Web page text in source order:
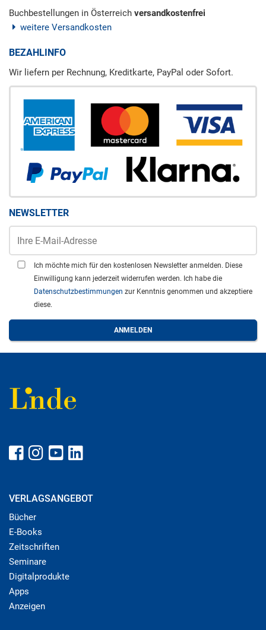
Buchbestellungen in Österreich versandkostenfrei
weitere Versandkosten
BEZAHLINFO
Wir liefern per Rechnung, Kreditkarte, PayPal oder Sofort.
NEWSLETTER
Ich möchte mich für den kostenlosen Newsletter anmelden. Diese
Einwilligung kann jederzeit widerrufen werden. Ich habe die
Datenschutzbestimmungen zur Kenntnis genommen und akzeptiere
diese.
VERLAGSANGEBOT
Bücher
E-Books
Zeitschriften
Seminare
Digitalprodukte
Apps
Anzeigen